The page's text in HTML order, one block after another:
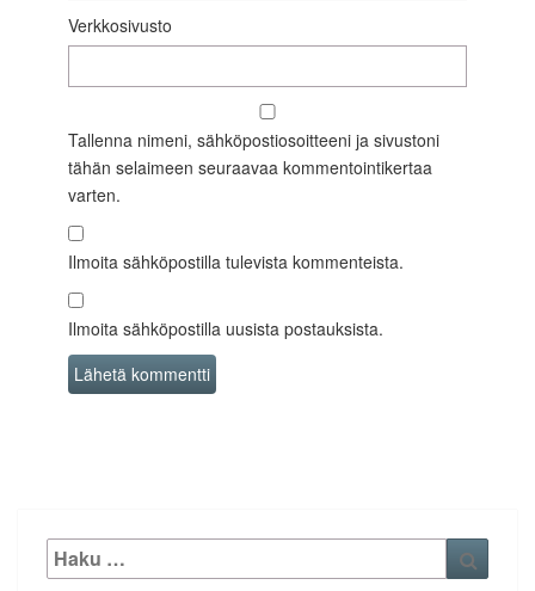
Verkkosivusto
Tallenna nimeni, sähköpostiosoitteeni ja sivustoni
tähän selaimeen seuraavaa kommentointikertaa
varten.
Ilmoita sähköpostilla tulevista kommenteista.
Ilmoita sähköpostilla uusista postauksista.
Etsi: